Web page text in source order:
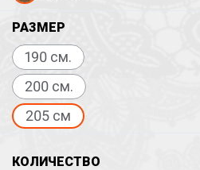
РАЗМЕР
190 см.
200 см.
205 см
КОЛИЧЕСТВО